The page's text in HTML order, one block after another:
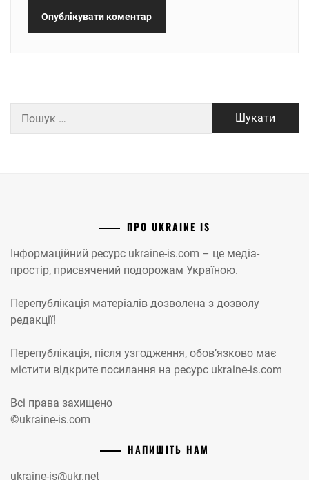
ПРО UKRAINE IS
Інформаційний ресурс ukraine-is.com – це медіа-
простір, присвячений подорожам Україною.
Перепублікація матеріалів дозволена з дозволу
редакції!
Перепублікація, після узгодження, обов’язково має
містити відкрите посилання на ресурс ukraine-is.com
Всі права захищено
©ukraine-is.com
НАПИШІТЬ НАМ
ukraine-is@ukr.net